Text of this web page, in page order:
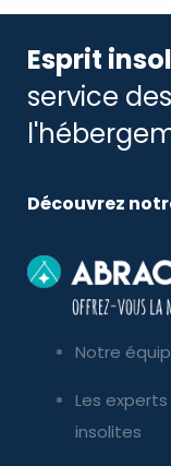
Esprit
service
Découvrez
Notre
Les experts
insolites